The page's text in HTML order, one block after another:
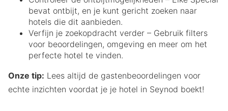
bevat ontbijt, en je kunt gericht zoeken naar
hotels die dit aanbieden.
Verfijn je zoekopdracht verder – Gebruik filters
voor beoordelingen, omgeving en meer om het
perfecte hotel te vinden.
Onze tip: Lees altijd de gastenbeoordelingen voor
echte inzichten voordat je je hotel in Seynod boekt!